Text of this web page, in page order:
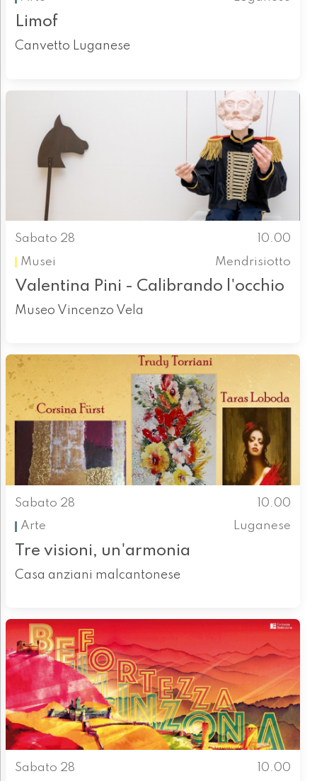
Limof
Canvetto Luganese
Sabato 28
10.00
Musei
Mendrisiotto
Valentina Pini - Calibrando l'occhio
Museo Vincenzo Vela
Sabato 28
10.00
Arte
Luganese
Tre visioni, un'armonia
Casa anziani malcantonese
Sabato 28
10.00